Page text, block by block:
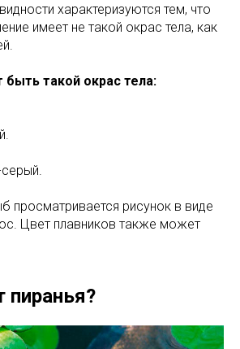
характеризуются тем, что
имеет не такой окрас тела, как
такой окрас тела:
просматривается рисунок в виде
Цвет плавников также может
пиранья?